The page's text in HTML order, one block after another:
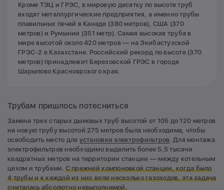
Кроме ТЭЦ и ГРЭС, в мировую десятку по высоте труб
входят металлургические предприятия, а именно трубы
плавильных печей в Канаде (380 метров), США (370
метров) и Румынии (351 метр). Самая высокая труба в
мире высотой около 420 метров — на Экибастузской
ГРЭС-2 в Казахстане. Российский рекорд по высоте (370
метров) принадлежит Березовской ГРЭС в городе
Шарыпово Красноярского края.
Трубам пришлось потесниться
Замена трех старых дымовых труб высотой от 105 до 120 метров
на новую трубу высотой 275 метров была необходима, чтобы
освободить место для установки электрофильтров. Для монтажа
электрофильтров необходимо выделить более 5,5 тысячи
квадратных метров на территории станции — между котельным
цехом и трубами. С прежней компоновкой станции, когда было
4 трубы и к каждой из них вели несколько газоходов,эта задача
считалась абсолютно невыполнимой.